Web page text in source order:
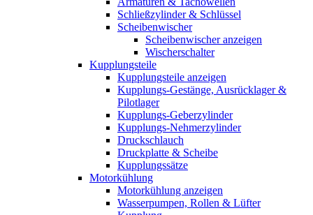
Schließzylinder & Schlüssel
Scheibenwischer
Scheibenwischer anzeigen
Wischerschalter
Kupplungsteile
Kupplungsteile anzeigen
Kupplungs-Gestänge, Ausrücklager &
Pilotlager
Kupplungs-Geberzylinder
Kupplungs-Nehmerzylinder
Druckschlauch
Druckplatte & Scheibe
Kupplungssätze
Motorkühlung
Motorkühlung anzeigen
Wasserpumpen, Rollen & Lüfter